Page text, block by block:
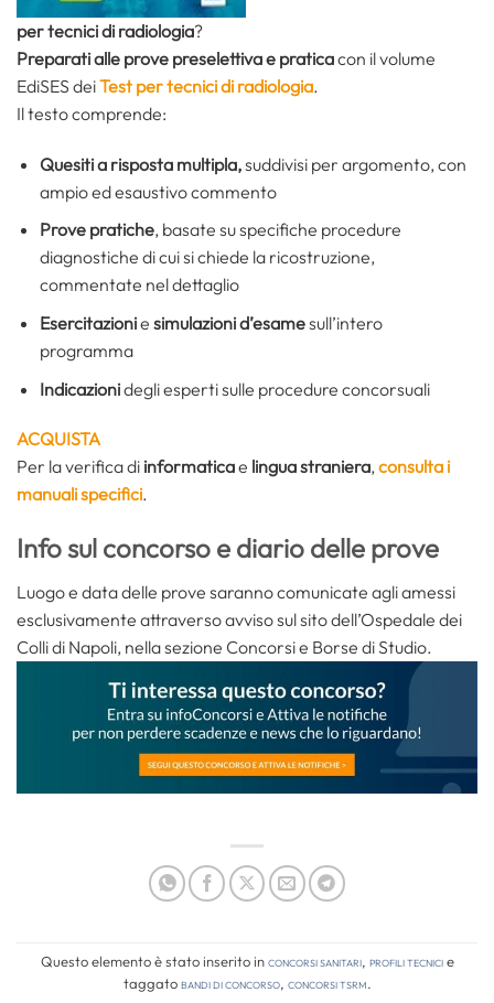
per tecnici di radiologia?
Preparati alle prove preselettiva e praticacon il volume
EdiSES deiTest per tecnici di radiologia.
Il testo comprende:
Quesiti a risposta multipla,suddivisi per argomento, con
ampio ed esaustivo commento
Prove pratiche, basate su specifiche procedure
diagnostiche di cui si chiede la ricostruzione,
commentate nel dettaglio
Esercitazionie simulazioni d’esamesull’intero
programma
Indicazionidegli esperti sulle procedure concorsuali
ACQUISTA
Per la verifica di informaticae lingua straniera,consulta i
manuali specifici.
Info sul concorso e diario delle prove
Luogo e data delle prove saranno comunicate agli amessi
esclusivamente attraverso avviso sul sito dell’Ospedale dei
Colli di Napoli, nella sezione Concorsi e Borse di Studio.
Questo elemento è stato inserito inConcorsi Sanitari, Profili tecnicie
taggatobandi di concorso, concorsi tsrm.